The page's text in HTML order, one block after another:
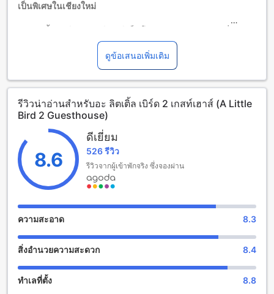
เป็นพิเศษในเชียงใหม่
ในเชียงใหม่ ซึ่งเป็นเมืองที่มีความเป็นมากำลังใจและเสน่ห์ที่ไม่ซ้ำ
ใครในประเทศไทย โรงแรมตั้งอยู่ห่างจากใจกลางเมืองเพียง 0.5
กิโลเมตรเท่านั้น ทำให้คุณสามารถเข้าถึงและสำรวจสถานที่
สำคัญได้อย่างง่ายดาย
โรงแรมมีห้องพักจำนวน 3 ห้องที่มีการตกแต่งอย่างสวยงามและ
น่ารัก ที่จะทำให้คุณรู้สึกเหมือนอยู่ในบ้านของตัวเอง ระยะเวลา
การเดินทางจากสนามบินถึงโรงแรมใช้เพียงแค่ 15 นาที ซึ่งเป็น
สิ่งที่ทำให้คุณสามารถเริ่มการเดินทางหรือกลับบ้านได้อย่าง
สะดวกสบาย
การเช็คเอาท์จนถึงเวลา 12:00 น. และการเช็คอินตั้งแต่เวลา
12:00 น. ทำให้คุณสามารถวางแผนการเดินทางของคุณได้อย่าง
เหมาะสม โรงแรมยังมีนโยบายเกี่ยวกับเด็กๆ โดยไม่อนุญาตให้
เด็กพักฟรี อาจมีการเรียกเก็บค่าใช้จ่ายเพิ่มเติมได้
สิ่งอำนวยความสะดวกในการพักผ่อนที่อะ ลิตเติ้ล เบิร์ด 2 เกสท์เฮา
อะ ลิตเติ้ล เบิร์ด 2 เกสท์เฮาส์ มีสิ่งอำนวยความสะดวกในการพัก
แบบ ที่นี่คุณสามารถเพลิดเพลินกับสวนที่สวยงามและสดชื่น ที่จัด
ดูข้อเสนอเพิ่มเติม
รีวิวน่าอ่านสำหรับอะ ลิตเติ้ล เบิร์ด 2 เกสท์เฮาส์ (A Little
Bird 2 Guesthouse)
8.6
ดีเยี่ยม
526 รีวิว
รีวิวจากผู้เข้าพักจริง ซึ่งจองผ่าน
ความสะอาด 8.3
สิ่งอำนวยความสะดวก 8.4
ทำเลที่ตั้ง 8.8